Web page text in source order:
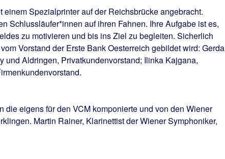
einem Spezialprinter auf der Reichsbrücke angebracht.
Schlussläufer*innen auf ihren Fahnen. Ihre Aufgabe ist es,
zu motivieren und bis ins Ziel zu begleiten. Sicherlich
Vorstand der Erste Bank Oesterreich gebildet wird: Gerda
und Aldringen, Privatkundenvorstand; Ilinka Kajgana,
die eigens für den VCM komponierte und von den Wiener
Martin Rainer, Klarinettist der Wiener Symphoniker,